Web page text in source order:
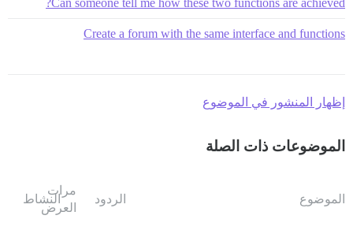
Can someone tell me how these two functions are achieved?
Create a forum with the same interface and functions
إظهار المنشور في الموضوع
الموضوعات ذات الصلة
الموضوع الردود
مرات
العرض
النشاط